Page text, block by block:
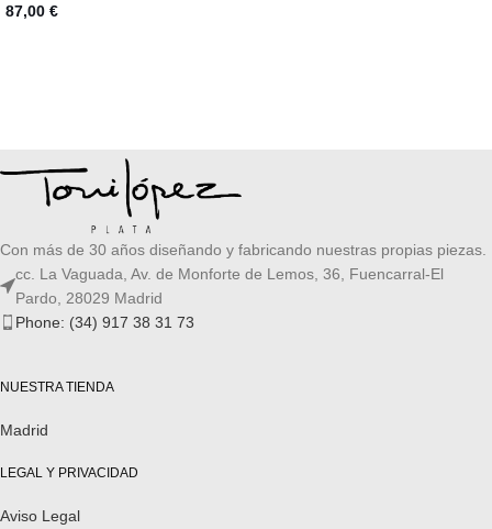
87,00 €
Con más de 30 años diseñando y fabricando nuestras propias piezas.
cc. La Vaguada, Av. de Monforte de Lemos, 36, Fuencarral-El
Pardo, 28029 Madrid
Phone: (34) 917 38 31 73
NUESTRA TIENDA
Madrid
LEGAL Y PRIVACIDAD
Aviso Legal